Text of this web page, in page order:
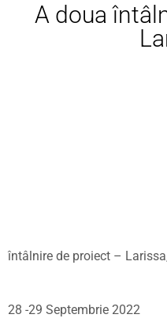
A doua
A
întâlnire de proiect – Larissa,
28 -29 Septembrie 2022